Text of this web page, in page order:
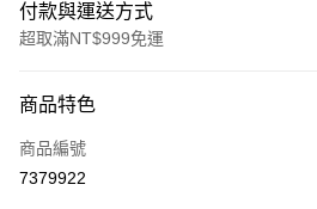
付款與運送方式
超取滿NT$999免運
信用卡一次付款
超商取貨付款
商品特色
商品編號
7379922